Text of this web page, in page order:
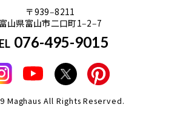
〒939‒8211
富山県富山市二口町1‒2‒7
076-495-9015
Maghaus All Rights Reserved.